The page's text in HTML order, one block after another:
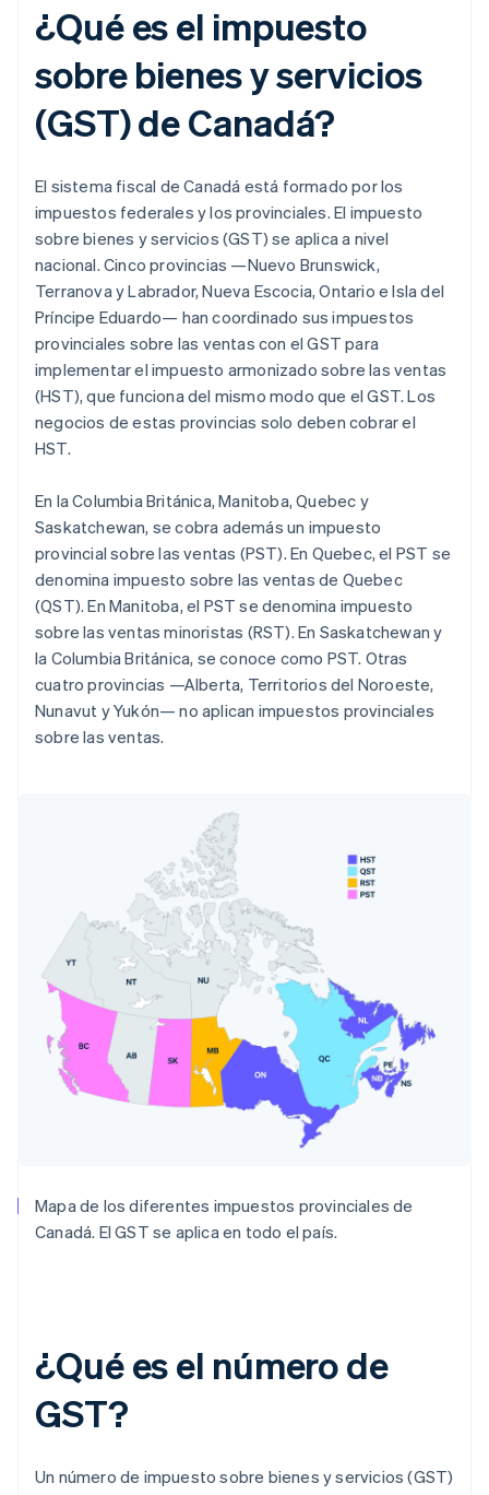
¿Qué es el impuesto
sobre bienes y servicios
(GST) de Canadá?
El sistema fiscal de Canadá está formado por los
impuestos federales y los provinciales. El impuesto
sobre bienes y servicios (GST) se aplica a nivel
nacional. Cinco provincias —Nuevo Brunswick,
Terranova y Labrador, Nueva Escocia, Ontario e Isla del
Príncipe Eduardo— han coordinado sus impuestos
provinciales sobre las ventas con el GST para
implementar el impuesto armonizado sobre las ventas
(HST), que funciona del mismo modo que el GST. Los
negocios de estas provincias solo deben cobrar el
HST.
En la Columbia Británica, Manitoba, Quebec y
Saskatchewan, se cobra además un impuesto
provincial sobre las ventas (PST). En Quebec, el PST se
denomina impuesto sobre las ventas de Quebec
(QST). En Manitoba, el PST se denomina impuesto
sobre las ventas minoristas (RST). En Saskatchewan y
la Columbia Británica, se conoce como PST. Otras
cuatro provincias —Alberta, Territorios del Noroeste,
Nunavut y Yukón— no aplican impuestos provinciales
sobre las ventas.
Mapa de los diferentes impuestos provinciales de
Canadá. El GST se aplica en todo el país.
¿Qué es el número de
GST?
Un número de impuesto sobre bienes y servicios (GST)